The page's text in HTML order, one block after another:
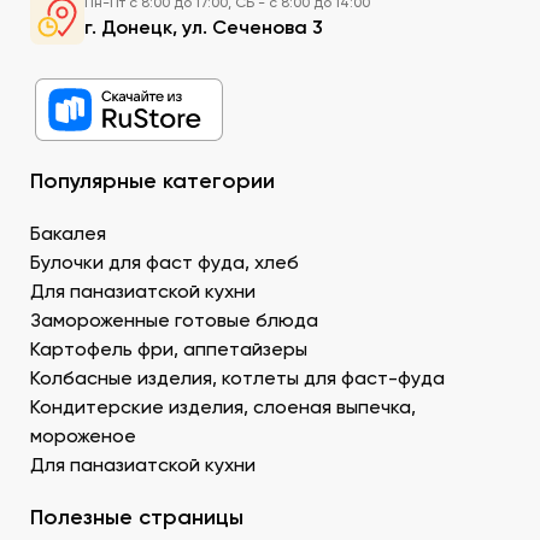
суши в Донецке можно приобрести специальный
рис округлой формы, с нейтральным вкусом и
Рыбу. В составе рыбных продуктов для суши в ДНР
можно заказать копченое филе лосося,
охлажденную семгу. А также окунь унаги,
– вкусный и питательный. Стружка тунца бонито –
Креветку – королевскую, тигровую, дикую. В
Донецке купить продукты для суши –
морепродукты, можно оптом и с доставкой.
Муку темпура. Смесь пшеничной и рисовой муки с
крахмалом для золотистой корочки. Можно
заказать премиальный мучной продукт для суши в
Водоросли. Комбу, нори – качественные продукты
для суши в ДНР с быстрой доставкой.
Икру масаго, тобико. Свежайшие продукты для
Белый и черный кунжут. Придает блюду ореховые
Пн-Пт с 8:00 до 17:00, СБ - с 8:00 до 14:00
г. Донецк, ул. Сеченова 3
Популярные категории
Бакалея
Булочки для фаст фуда, хлеб
Для паназиатской кухни
Замороженные готовые блюда
Картофель фри, аппетайзеры
Колбасные изделия, котлеты для фаст-фуда
Кондитерские изделия, слоеная выпечка,
мороженое
Для паназиатской кухни
Полезные страницы